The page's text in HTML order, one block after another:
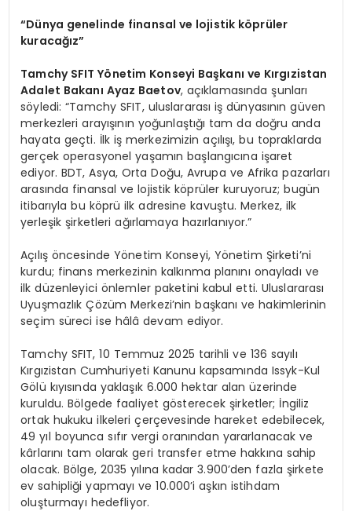
“Dünya genelinde finansal ve lojistik köprüler
kuracağız”
Tamchy SFIT Yönetim Konseyi Başkanı ve Kırgızistan
Adalet Bakanı Ayaz Baetov, açıklamasında şunları
söyledi: “Tamchy SFIT, uluslararası iş dünyasının güven
merkezleri arayışının yoğunlaştığı tam da doğru anda
hayata geçti. İlk iş merkezimizin açılışı, bu topraklarda
gerçek operasyonel yaşamın başlangıcına işaret
ediyor. BDT, Asya, Orta Doğu, Avrupa ve Afrika pazarları
arasında finansal ve lojistik köprüler kuruyoruz; bugün
itibarıyla bu köprü ilk adresine kavuştu. Merkez, ilk
yerleşik şirketleri ağırlamaya hazırlanıyor.”
Açılış öncesinde Yönetim Konseyi, Yönetim Şirketi’ni
kurdu; finans merkezinin kalkınma planını onayladı ve
ilk düzenleyici önlemler paketini kabul etti. Uluslararası
Uyuşmazlık Çözüm Merkezi’nin başkanı ve hakimlerinin
seçim süreci ise hâlâ devam ediyor.
Tamchy SFIT, 10 Temmuz 2025 tarihli ve 136 sayılı
Kırgızistan Cumhuriyeti Kanunu kapsamında Issyk-Kul
Gölü kıyısında yaklaşık 6.000 hektar alan üzerinde
kuruldu. Bölgede faaliyet gösterecek şirketler; İngiliz
ortak hukuku ilkeleri çerçevesinde hareket edebilecek,
49 yıl boyunca sıfır vergi oranından yararlanacak ve
kârlarını tam olarak geri transfer etme hakkına sahip
olacak. Bölge, 2035 yılına kadar 3.900’den fazla şirkete
ev sahipliği yapmayı ve 10.000’i aşkın istihdam
oluşturmayı hedefliyor.